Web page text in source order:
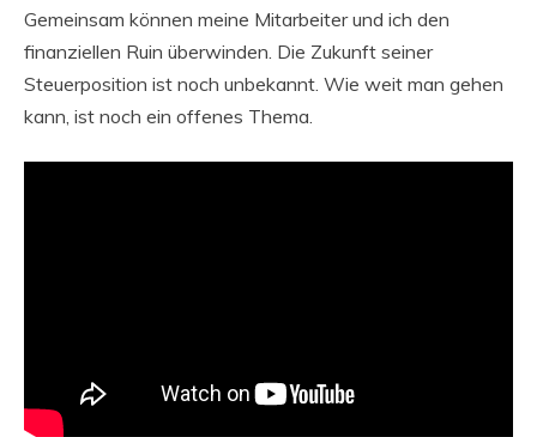
Gemeinsam können meine Mitarbeiter und ich den
finanziellen Ruin überwinden. Die Zukunft seiner
Steuerposition ist noch unbekannt. Wie weit man gehen
kann, ist noch ein offenes Thema.